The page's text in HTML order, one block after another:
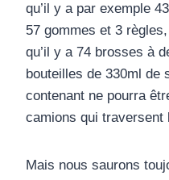
qu’il y a par exemple
57 gommes et 3
qu’il y a 74 brosses à
bouteilles de 330ml de
contenant ne pourra
camions qui traversent
Mais nous saurons